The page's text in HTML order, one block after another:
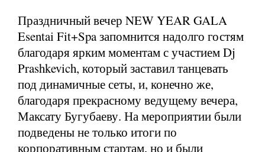
Праздничный вечер NEW YEAR GALA
Esentai Fit+Spa запомнится надолго гостям
благодаря ярким моментам с участием Dj
Prashkevich, который заставил танцевать
под динамичные сеты, и, конечно же,
благодаря прекрасному ведущему вечера,
Максату Бугубаеву. На мероприятии были
подведены не только итоги по
корпоративным стартам, но и были